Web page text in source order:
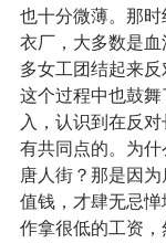
也十分微薄。那时
衣厂，大多数是
多女工团结起来
这个过程中也鼓
入，认识到在反
有共同点的。为
唐人街？那是因
值钱，才肆无忌
作拿很低的工资，